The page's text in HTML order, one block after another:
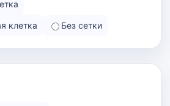
клетка Без сетки